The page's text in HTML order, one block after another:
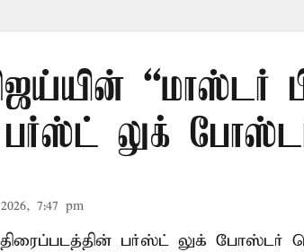
“மாஸ்டர்
லுக்
7:47 pm
பர்ஸ்ட் லுக் போஸ்டர்